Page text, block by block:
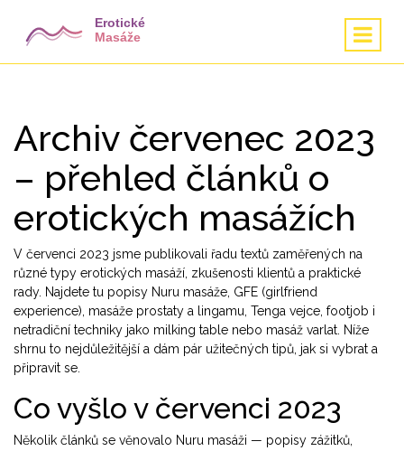
Archiv červenec 2023
– přehled článků o
erotických masážích
V červenci 2023 jsme publikovali řadu textů zaměřených na
různé typy erotických masáží, zkušenosti klientů a praktické
rady. Najdete tu popisy Nuru masáže, GFE (girlfriend
experience), masáže prostaty a lingamu, Tenga vejce, footjob i
netradiční techniky jako milking table nebo masáž varlat. Níže
shrnu to nejdůležitější a dám pár užitečných tipů, jak si vybrat a
připravit se.
Co vyšlo v červenci 2023
Několik článků se věnovalo Nuru masáži — popisy zážitků,